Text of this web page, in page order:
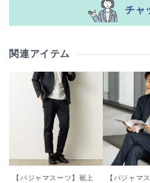
チャ
関連アイテム
【パジャマスーツ】裾上
【パジャマ